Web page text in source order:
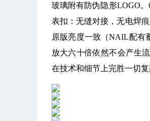
玻璃附有防伪隐形LOGO
表扣：无缝对接，无电焊
原版亮度一致（NAIL配有
放大六十倍依然不会产生
在技术和细节上完胜一切